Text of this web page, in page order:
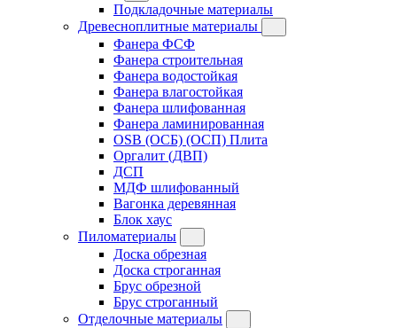
Подкладочные материалы
Древесноплитные материалы
Фанера ФСФ
Фанера строительная
Фанера водостойкая
Фанера влагостойкая
Фанера шлифованная
Фанера ламинированная
OSB (ОСБ) (ОСП) Плита
Оргалит (ДВП)
ДСП
МДФ шлифованный
Вагонка деревянная
Блок хаус
Пиломатериалы
Доска обрезная
Доска строганная
Брус обрезной
Брус строганный
Отделочные материалы